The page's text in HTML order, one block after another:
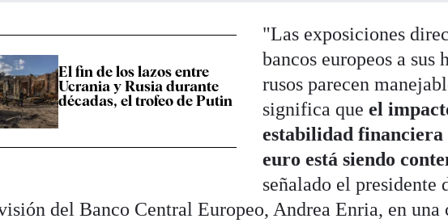
El fin de los lazos entre
Ucrania y Rusia durante
décadas, el trofeo de Putin
"Las exposiciones
bancos europeos a sus
rusos parecen
significa queel
estabilidad financiera
euro está siendo
señalado el presidente
del Banco Central Europeo, Andrea Enria, en una